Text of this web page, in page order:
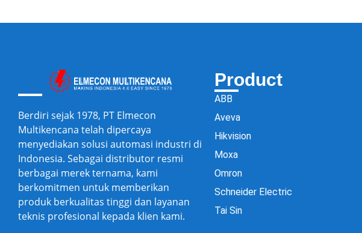
Berdiri sejak 1978, PT Elmecon
Multikencana telah dipercaya
menyediakan solusi automasi industri di
Indonesia. Sebagai distributor resmi
berbagai merek ternama, kami
berkomitmen untuk memberikan
produk berkualitas tinggi dan layanan
teknis profesional kepada klien kami.
Product
ABB
Aveva
Hikvision
Moxa
Omron
Schneider Electric
Tai Sin